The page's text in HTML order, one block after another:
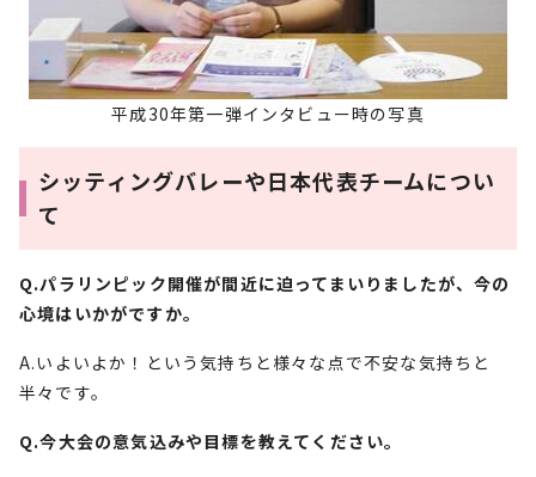
平成30年第一弾インタビュー時の写真
シッティングバレーや日本代表チームについ
て
Q.パラリンピック開催が間近に迫ってまいりましたが、今の
心境はいかがですか。
A.いよいよか！という気持ちと様々な点で不安な気持ちと
半々です。
Q.今大会の意気込みや目標を教えてください。